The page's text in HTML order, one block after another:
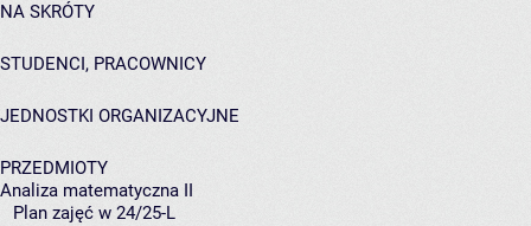
NA SKRÓTY
STUDENCI, PRACOWNICY
JEDNOSTKI ORGANIZACYJNE
PRZEDMIOTY
Analiza matematyczna II
Plan zajęć w 24/25-L